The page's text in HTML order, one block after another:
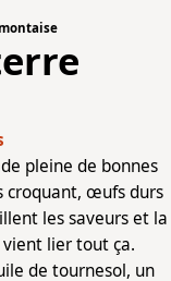
pleine de bonnes
croquant, œufs durs
les saveurs et la
vient lier tout ça.
de tournesol, un